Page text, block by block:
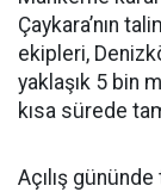
Çaykara’nın
ekipleri,
yaklaşık 5 bin
kısa sürede
Açılış